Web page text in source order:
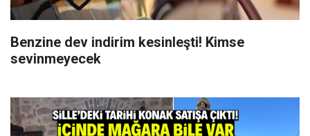
Benzine dev indirim kesinleşti! Kimse
sevinmeyecek